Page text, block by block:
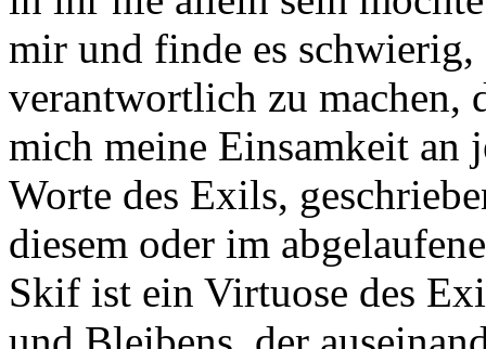
mir und finde es
verantwortlich zu machen,
mich meine Einsamkeit an
Worte des Exils,
diesem oder im
Skif ist ein Virtuose des